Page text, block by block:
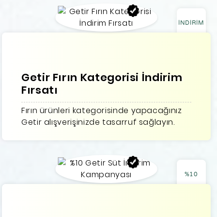
İNDİRİM
Getir Fırın Kategorisi İndirim
Fırsatı
Fırın ürünleri kategorisinde yapacağınız
Getir alışverişinizde tasarruf sağlayın.
%10